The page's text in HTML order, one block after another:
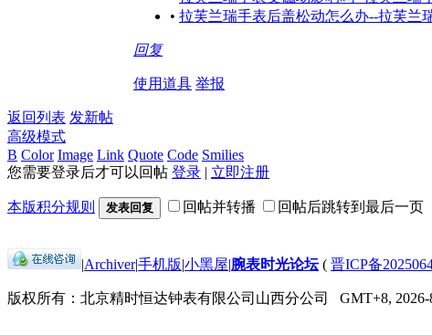
• 拉芙兰瑞手表后盖松动怎么办--拉芙兰
回复
使用道具 举报
返回列表 发新帖
高级模式
B Color Image Link Quote Code Smilies
您需要登录后才可以回帖 登录 | 立即注册
本版积分规则 发表回复 回帖并转播 回帖后跳转到最后一页
|Archiver|手机版|小黑屋|腕表时光论坛( 晋ICP备
版权所有：北京精时恒达钟表有限公司山西分公司 GMT+8, 2026-